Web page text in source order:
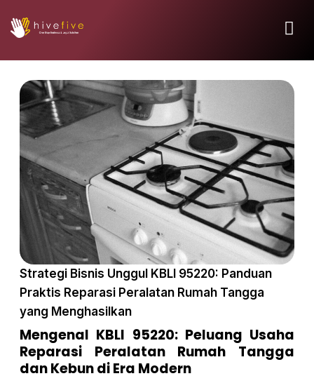
Strategi Bisnis Unggul KBLI 95220: Panduan
Praktis Reparasi Peralatan Rumah Tangga
yang Menghasilkan
Mengenal KBLI 95220: Peluang Usaha
Reparasi Peralatan Rumah Tangga
dan Kebun di Era Modern